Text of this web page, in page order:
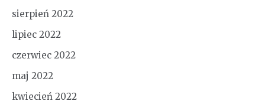
sierpień 2022
lipiec 2022
czerwiec 2022
maj 2022
kwiecień 2022